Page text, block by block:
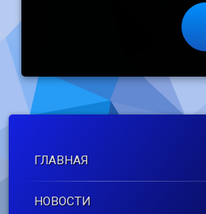
ГЛАВНАЯ
НОВОСТИ